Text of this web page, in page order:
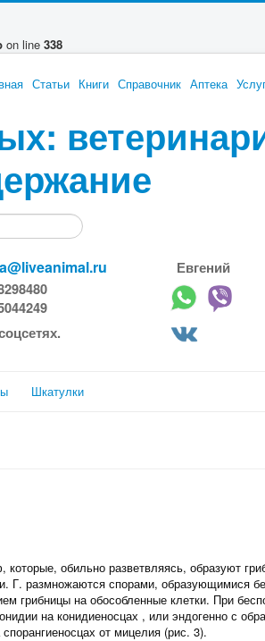
on line 338
Статьи Книги Справочник Аптека
Евгений
Шкатулки
которые, обильно разветвляясь, образуют
Г. размножаются спорами, образующимися
грибницы на обособленные клетки. При
на конидиеносцах , или эндогенно с
от мицелия (рис. 3).